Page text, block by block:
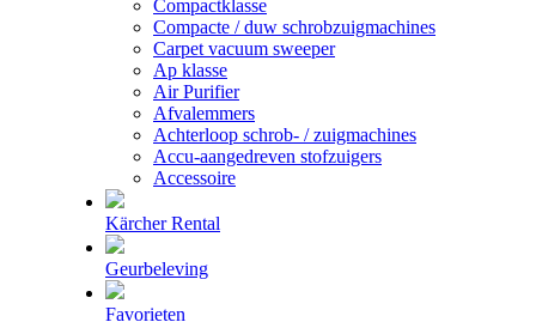
Compactklasse
Compacte / duw schrobzuigmachines
Carpet vacuum sweeper
Ap klasse
Air Purifier
Afvalemmers
Achterloop schrob- / zuigmachines
Accu-aangedreven stofzuigers
Accessoire
Kärcher Rental
Geurbeleving
Favorieten